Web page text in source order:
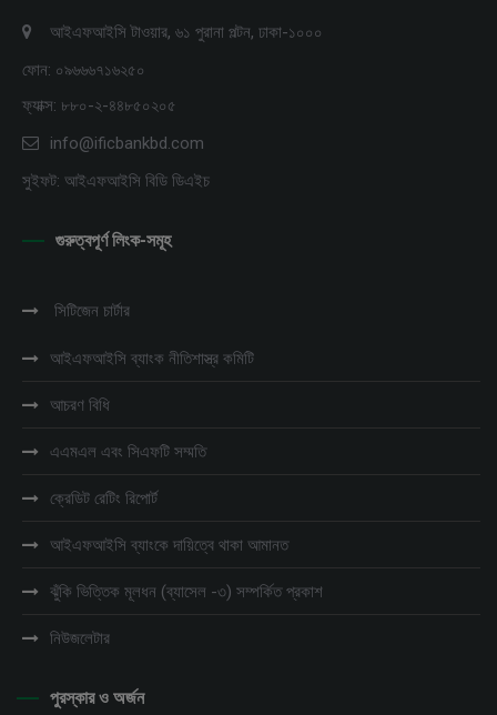
আইএফআইসি টাওয়ার, ৬১ পুরানা পল্টন, ঢাকা-১০০০
ফোন: ০৯৬৬৬৭১৬২৫০
ফ্যাক্স: ৮৮০-২-৪৪৮৫০২০৫
info@ificbankbd.com
সুইফট: আইএফআইসি বিডি ডিএইচ
গুরুত্বপূর্ণ লিংক-সমূহ
সিটিজেন চার্টার
আইএফআইসি ব্যাংক নীতিশাস্ত্র কমিটি
আচরণ বিধি
এএমএল এবং সিএফটি সম্মতি
ক্রেডিট রেটিং রিপোর্ট
আইএফআইসি ব্যাংকে দায়িত্বে থাকা আমানত
ঝুঁকি ভিত্তিক মূলধন (ব্যাসেল -৩) সম্পর্কিত প্রকাশ
নিউজলেটার
পুরস্কার ও অর্জন